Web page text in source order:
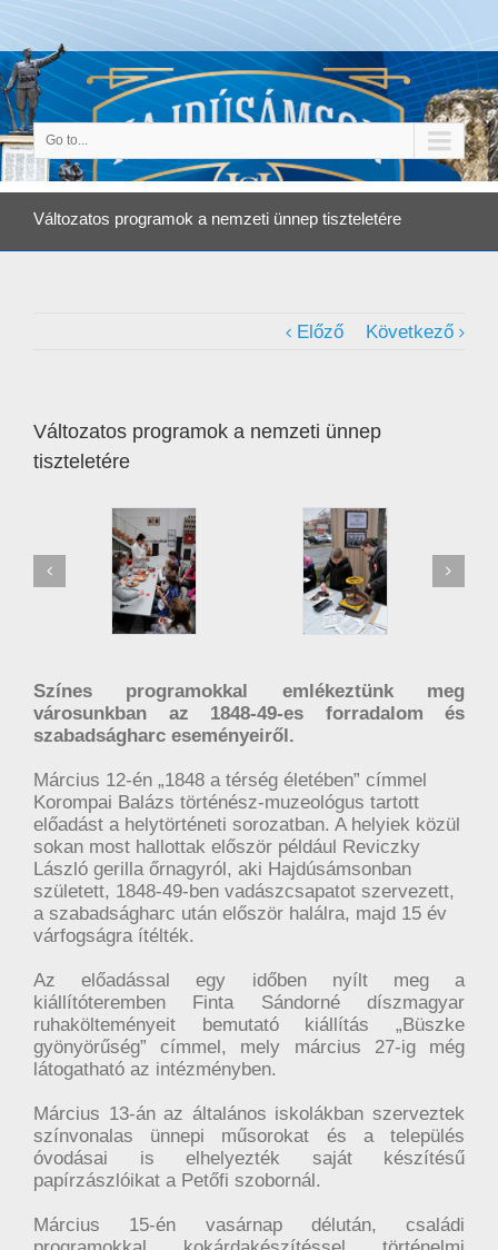
Go to...
Változatos programok a nemzeti ünnep tiszteletére
Előző Következő
Változatos programok a nemzeti ünnep
tiszteletére
Színes programokkal emlékeztünk meg
városunkban az 1848-49-es forradalom és
szabadságharc eseményeiről.
Március 12-én „1848 a térség életében” címmel
Korompai Balázs történész-muzeológus tartott
előadást a helytörténeti sorozatban. A helyiek közül
sokan most hallottak először például Reviczky
László gerilla őrnagyról, aki Hajdúsámsonban
született, 1848-49-ben vadászcsapatot szervezett,
a szabadságharc után először halálra, majd 15 év
várfogságra ítélték.
Az előadással egy időben nyílt meg a
kiállítóteremben Finta Sándorné díszmagyar
ruhakölteményeit bemutató kiállítás „Büszke
gyönyörűség” címmel, mely március 27-ig még
látogatható az intézményben.
Március 13-án az általános iskolákban szerveztek
színvonalas ünnepi műsorokat és a település
óvodásai is elhelyezték saját készítésű
papírzászlóikat a Petőfi szobornál.
Március 15-én vasárnap délután, családi